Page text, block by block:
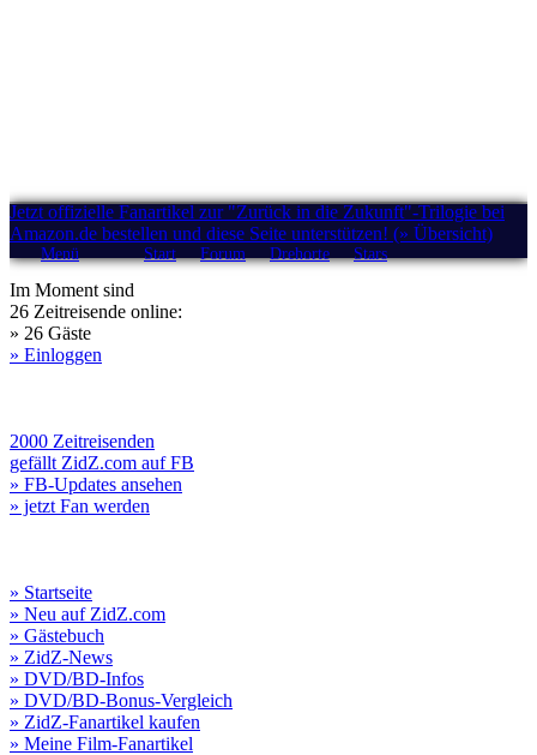
Jetzt offizielle Fanartikel zur "Zurück in die Zukunft"-Trilogie bei
Amazon.de bestellen und diese Seite unterstützen! (» Übersicht)
Menü Start Forum Drehorte Stars
Im Moment sind
26 Zeitreisende online:
» 26 Gäste
» Einloggen
2000 Zeitreisenden
gefällt ZidZ.com auf FB
» FB-Updates ansehen
» jetzt Fan werden
» Startseite
» Neu auf ZidZ.com
» Gästebuch
» ZidZ-News
» DVD/BD-Infos
» DVD/BD-Bonus-Vergleich
» ZidZ-Fanartikel kaufen
» Meine Film-Fanartikel